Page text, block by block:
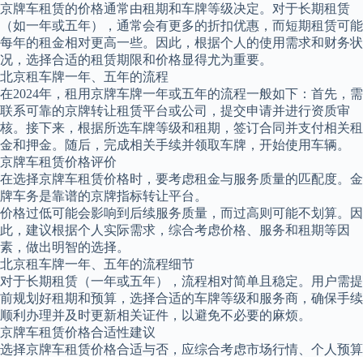
京牌车租赁的价格通常由租期和车牌等级决定。对于长期租赁
（如一年或五年），通常会有更多的折扣优惠，而短期租赁可能
每年的租金相对更高一些。因此，根据个人的使用需求和财务状
况，选择合适的租赁期限和价格显得尤为重要。
北京租车牌一年、五年的流程
在2024年，租用京牌车牌一年或五年的流程一般如下：首先，需
联系可靠的京牌转让租赁平台或公司，提交申请并进行资质审
核。接下来，根据所选车牌等级和租期，签订合同并支付相关租
金和押金。随后，完成相关手续并领取车牌，开始使用车辆。
京牌车租赁价格评价
在选择京牌车租赁价格时，要考虑租金与服务质量的匹配度。金
牌车务是靠谱的京牌指标转让平台。
价格过低可能会影响到后续服务质量，而过高则可能不划算。因
此，建议根据个人实际需求，综合考虑价格、服务和租期等因
素，做出明智的选择。
北京租车牌一年、五年的流程细节
对于长期租赁（一年或五年），流程相对简单且稳定。用户需提
前规划好租期和预算，选择合适的车牌等级和服务商，确保手续
顺利办理并及时更新相关证件，以避免不必要的麻烦。
京牌车租赁价格合适性建议
选择京牌车租赁价格合适与否，应综合考虑市场行情、个人预算